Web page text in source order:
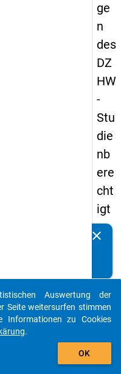
ge
n
des
DZ
HW
-
Stu
die
nb
ere
cht
igt
en
s
20
12
clear
auto_stories
add_shopping_cart
Auswertung der
Seite weitersurfen stimmen
Informationen zu Cookies
.
OK